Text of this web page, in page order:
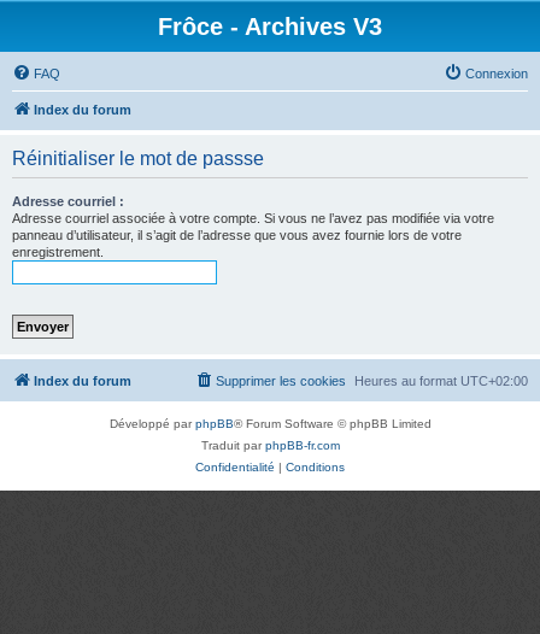
Frôce - Archives V3
FAQ Connexion
Index du forum
Réinitialiser le mot de passse
Adresse courriel :
Adresse courriel associée à votre compte. Si vous ne l’avez pas modifiée via votre
panneau d’utilisateur, il s’agit de l’adresse que vous avez fournie lors de votre
enregistrement.
Index du forum Heures au format UTC+02:00
Supprimer les cookies
Développé parphpBB® Forum Software © phpBB Limited
Traduit parphpBB-fr.com
Confidentialité | Conditions